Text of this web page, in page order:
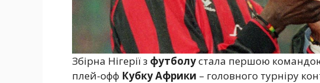
Збірна Нігерії з футболустала першою
плей-офф Кубку Африки – головного турніру